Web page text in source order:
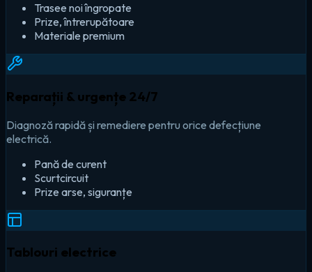
Trasee noi îngropate
Prize, întrerupătoare
Materiale premium
Reparații & urgențe 24/7
Diagnoză rapidă și remediere pentru orice defecțiune
electrică.
Pană de curent
Scurtcircuit
Prize arse, siguranțe
Tablouri electrice